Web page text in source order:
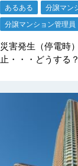
あるある 分譲マン
分譲マンション管理員
災害発生（停電時
止・・・どうする